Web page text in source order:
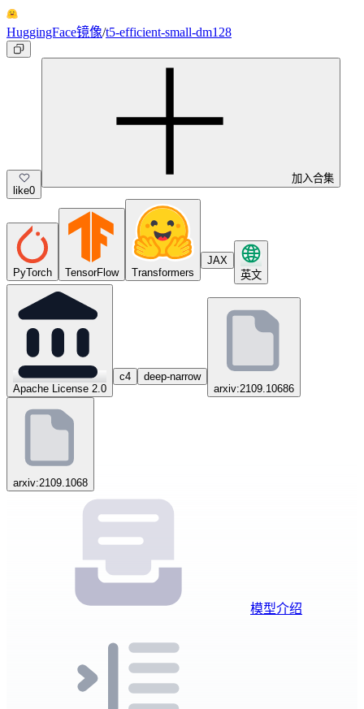
HuggingFace镜像/t5-efficient-small-dm128
like0
加入合集
PyTorch TensorFlow Transformers
JAX
英文
Apache License 2.0
c4
deep-narrow
arxiv:2109.10686
arxiv:2109.1068
模型介绍